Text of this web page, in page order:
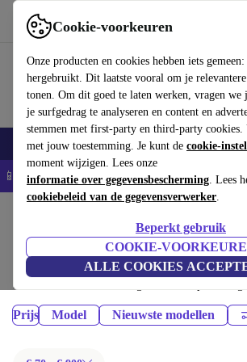
Cookie-voorkeuren
Onze producten en cookies hebben iets
hergebruikt. Dit laatste vooral om je
tonen. Om dit goed te laten werken, vragen we
je surfgedrag te analyseren en content en
stemmen met first-party en third-party cookies.
met jouw toestemming. Je kunt de cookie-
moment wijzigen. Lees onze
informatie over gegevensbescherming. Lees
cookiebeleid van de gegevensverwerker.
Beperkt gebruik
COOKIE-
ALLE COOKIES
Gebruik refurbed snel en eenvoudig
Smartphones Laptops Tablets Smartwatches
📱5% EXTRA korting op alle iPhones –
iPads:
Gecertificeerd refurbished iPads onder 900€ –
retourrecht & 12 maanden garantie. Shop vandaag
Prijs Model Nieuwste modellen